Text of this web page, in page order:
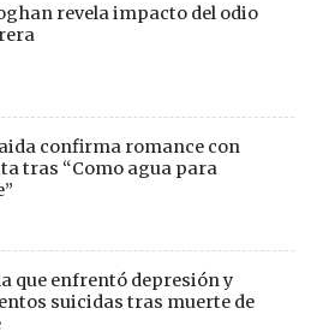
revela impacto del odio
confirma romance con
tras “Como agua para
que enfrentó depresión y
suicidas tras muerte de